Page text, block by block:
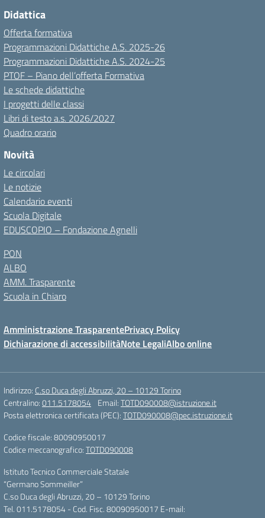
Didattica
Offerta formativa
Programmazioni Didattiche A.S. 2025-26
Programmazioni Didattiche A.S. 2024-25
PTOF – Piano dell’offerta Formativa
Le schede didattiche
I progetti delle classi
Libri di testo a.s. 2026/2027
Quadro orario
Novità
Le circolari
Le notizie
Calendario eventi
Scuola Digitale
EDUSCOPIO – Fondazione Agnelli
PON
ALBO
AMM. Trasparente
Scuola in Chiaro
Amministrazione TrasparentePrivacy Policy
Dichiarazione di accessibilitàNote LegaliAlbo online
Indirizzo: C.so Duca degli Abruzzi, 20 – 10129 Torino
Centralino:011.5178054 Email:TOTD090008@istruzione.it
Posta elettronica certificata (PEC):TOTD090008@pec.istruzione.it
Codice fiscale: 80090950017
Codice meccanografico:TOTD090008
Istituto Tecnico Commerciale Statale
“Germano Sommeiller”
C.so Duca degli Abruzzi, 20 – 10129 Torino
Tel. 011.5178054 - Cod. Fisc. 80090950017 E-mail: